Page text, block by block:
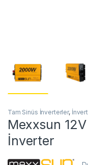
Tam Sinüs İnverterler,
Mexxsun
İnverter